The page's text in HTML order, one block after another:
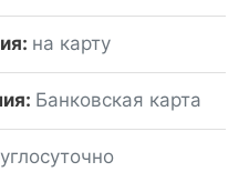
на карту
Банковская карта